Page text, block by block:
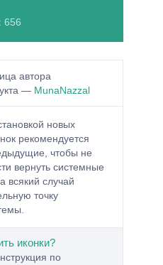
656
автора
— MunaNazzal
новых
рекомендуется
чтобы не
вернуть системные
всякий случай
точку
иконки?
по